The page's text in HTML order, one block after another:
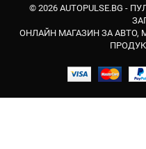
© 2026 AUTOPULSE.BG -
ОНЛАЙН МАГАЗИН ЗА АВТО,